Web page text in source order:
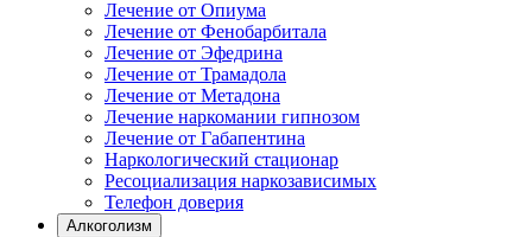
Лечение от Опиума
Лечение от Фенобарбитала
Лечение от Эфедрина
Лечение от Трамадола
Лечение от Метадона
Лечение наркомании гипнозом
Лечение от Габапентина
Наркологический стационар
Ресоциализация наркозависимых
Телефон доверия
Алкоголизм